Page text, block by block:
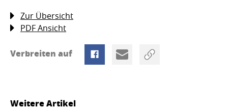
Zur Übersicht
PDF Ansicht
Verbreiten auf
Weitere Artikel